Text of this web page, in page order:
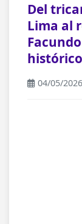
Del
Lima al
04/05/